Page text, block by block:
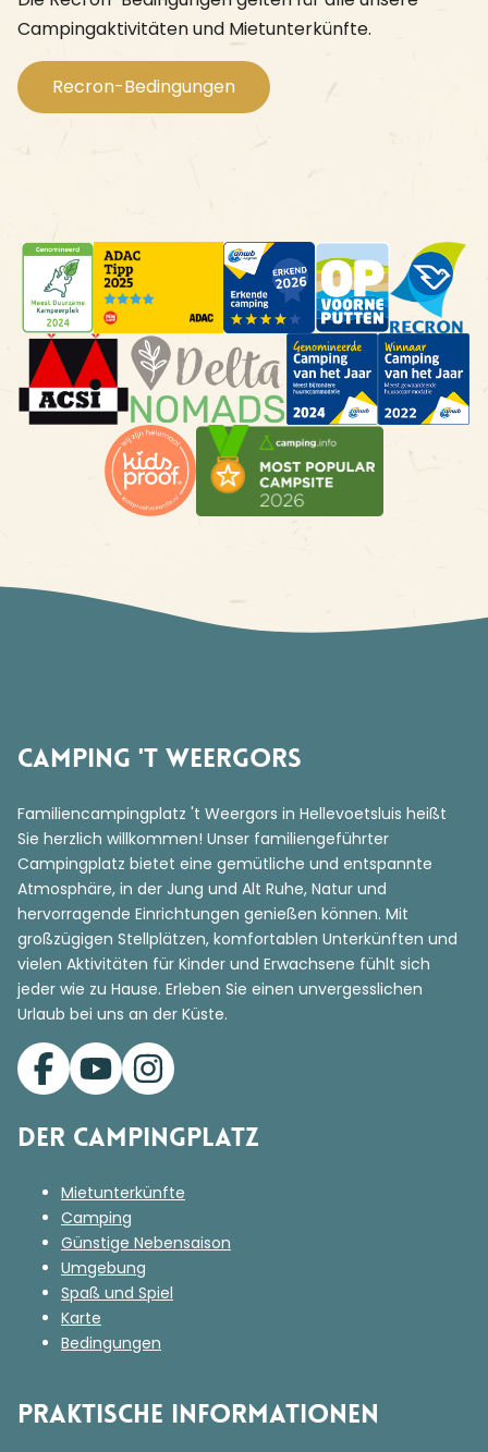
Campingaktivitäten und Mietunterkünfte.
Recron-Bedingungen
Camping 't Weergors
Familiencampingplatz 't Weergors in Hellevoetsluis heißt
Sie herzlich willkommen! Unser familiengeführter
Campingplatz bietet eine gemütliche und entspannte
Atmosphäre, in der Jung und Alt Ruhe, Natur und
hervorragende Einrichtungen genießen können. Mit
großzügigen Stellplätzen, komfortablen Unterkünften und
vielen Aktivitäten für Kinder und Erwachsene fühlt sich
jeder wie zu Hause. Erleben Sie einen unvergesslichen
Urlaub bei uns an der Küste.
Der Campingplatz
Mietunterkünfte
Camping
Günstige Nebensaison
Umgebung
Spaß und Spiel
Karte
Bedingungen
Praktische Informationen